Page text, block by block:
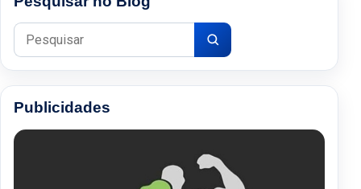
Pesquisar por:
Publicidades